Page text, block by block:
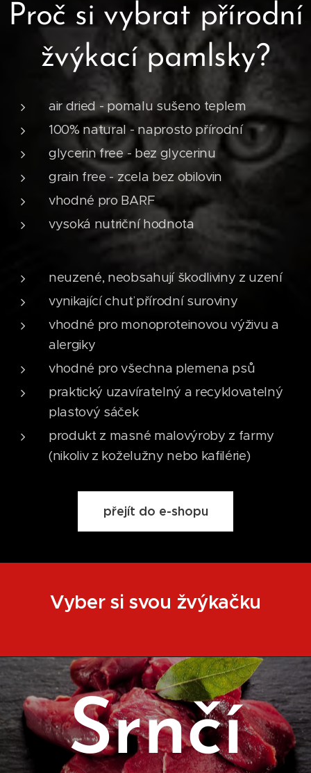
Proč si vybrat přírodní
žvýkací pamlsky?
air dried - pomalu sušeno teplem
100% natural - naprosto přírodní
glycerin free - bez glycerinu
grain free - zcela bez obilovin
vhodné pro BARF
vysoká nutriční hodnota
neuzené, neobsahují škodliviny z uzení
vynikající chuť přírodní suroviny
vhodné pro monoproteinovou výživu a
alergiky
vhodné pro všechna plemena psů
praktický uzavíratelný a recyklovatelný
plastový sáček
produkt z masné malovýroby z farmy
(nikoliv z koželužny nebo kafilérie)
přejít do e-shopu
Vyber si svou žvýkačku
Srnčí